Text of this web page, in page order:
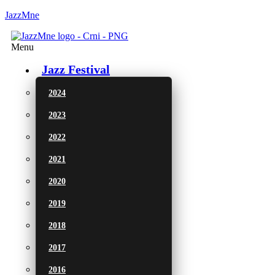
JazzMne
Menu
Jazz Festival
2024
2023
2022
2021
2020
2019
2018
2017
2016